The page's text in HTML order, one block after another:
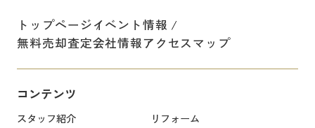
トップページイベント情報
無料売却査定会社情報アクセスマップ
コンテンツ
スタッフ紹介
リフォーム